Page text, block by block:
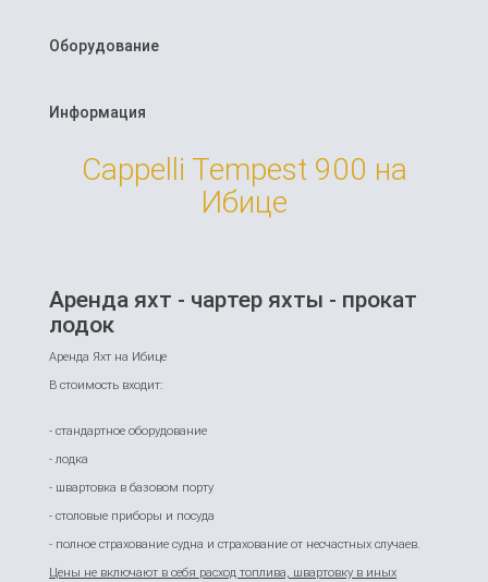
Оборудование
Информация
Cappelli Tempest 900 на
Ибице
Аренда яхт - чартер яхты - прокат
лодок
Аренда Яхт на Ибице
В стоимость входит:
- стандартное оборудование
- лодка
- швартовка в базовом порту
- столовые приборы и посуда
- полное страхование судна и страхование от несчастных случаев.
Цены не включают в себя расход топлива, швартовку в иных